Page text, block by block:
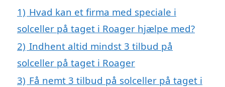
1) Hvad kan et firma med speciale i
solceller på taget i Roager hjælpe med?
2) Indhent altid mindst 3 tilbud på
solceller på taget i Roager
3) Få nemt 3 tilbud på solceller på taget i